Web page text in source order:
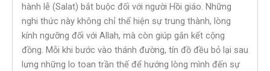
hành lễ (Salat) bắt buộc đối với người Hồi giáo. Những
nghi thức này không chỉ thể hiện sự trung thành, lòng
kính ngưỡng đối với Allah, mà còn giúp gắn kết cộng
đồng. Mỗi khi bước vào thánh đường, tín đồ đều bỏ lại sau
lưng những lo toan trần thế để hướng lòng mình đến sự